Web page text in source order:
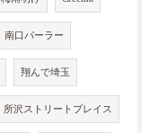
南口パーラー
翔んで埼玉
所沢ストリートプレイス